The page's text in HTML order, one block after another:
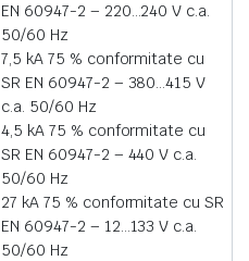
EN 60947-2 – 220…240 V c.a.
50/60 Hz
7,5 kA 75 % conformitate cu
SR EN 60947-2 – 380…415 V
c.a. 50/60 Hz
4,5 kA 75 % conformitate cu
SR EN 60947-2 – 440 V c.a.
50/60 Hz
27 kA 75 % conformitate cu SR
EN 60947-2 – 12…133 V c.a.
50/60 Hz